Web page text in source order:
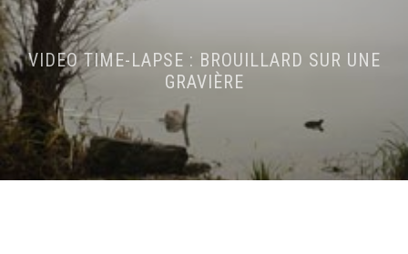
VIDEO TIME-LAPSE : BROUILLARD SUR UNE
GRAVIÈRE